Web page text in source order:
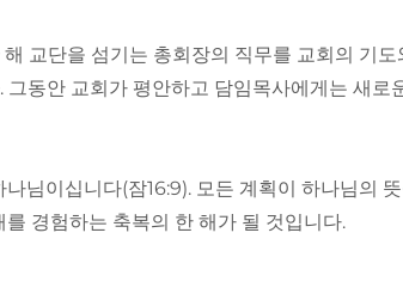
교단을 섬기는 총회장의 직무를 교회의 기
동안 교회가 평안하고 담임목사에게는 새
님이십니다(잠16:9). 모든 계획이 하나님의
경험하는 축복의 한 해가 될 것입니다.